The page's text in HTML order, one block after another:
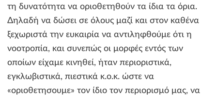
τη δυνατότητα να οριοθετηθούν τα ίδια τα όρια.
Δηλαδή να δώσει σε όλους μαζί και στον καθένα
ξεχωριστά την ευκαιρία να αντιληφθούμε ότι η
νοοτροπία, και συνεπώς οι μορφές εντός των
οποίων είχαμε κινηθεί, ήταν περιοριστικά,
εγκλωβιστικά, πιεστικά κ.ο.κ. ώστε να
«οριοθετησουμε» τον ίδιο τον περιορισμό μας, να